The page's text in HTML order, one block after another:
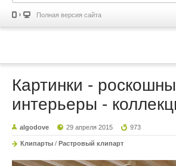
Полная версия сайта
Картинки -
интерьеры -
algodove 29 апреля 2015 973
Клипарты / Растровый клипарт